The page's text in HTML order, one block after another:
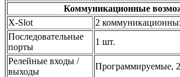
Коммуникационные
X-Slot
2
Последовательные
порты
1 шт.
Релейные входы /
выходы
Программируемые,